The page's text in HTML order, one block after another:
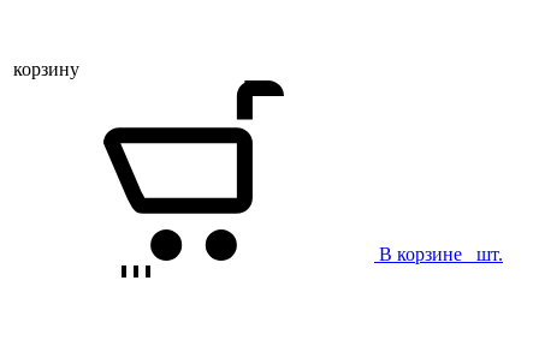
корзину
В корзине шт.